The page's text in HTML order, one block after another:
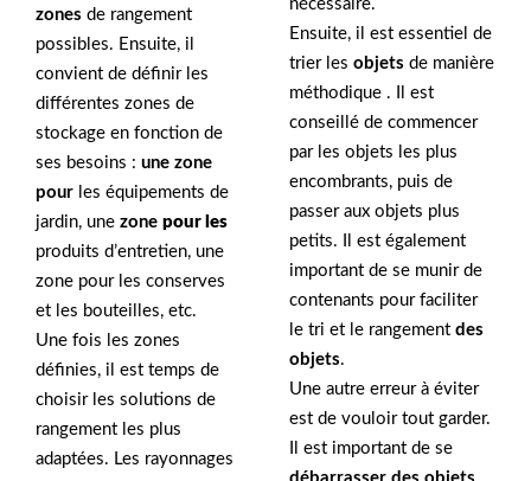
zones de rangement
possibles. Ensuite, il
convient de définir les
différentes zones de
stockage en fonction de
ses besoins : une zone
pour les équipements de
jardin, une zone pour les
produits d’entretien, une
zone pour les conserves
et les bouteilles, etc.
Une fois les zones
définies, il est temps de
choisir les solutions de
rangement les plus
adaptées. Les rayonnages
nécessaire.
Ensuite, il est essentiel de
trier les objets de manière
méthodique . Il est
conseillé de commencer
par les objets les plus
encombrants, puis de
passer aux objets plus
petits. Il est également
important de se munir de
contenants pour faciliter
le tri et le rangement des
objets.
Une autre erreur à éviter
est de vouloir tout garder.
Il est important de se